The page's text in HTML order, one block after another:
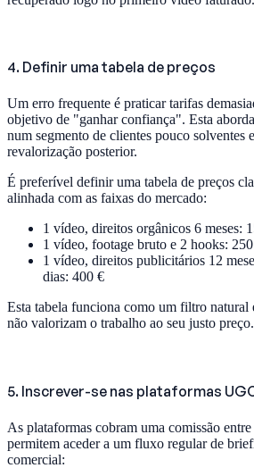
4. Definir uma tabela de preços
Um erro frequente é praticar tarifas
objetivo de "ganhar confiança". Esta
num segmento de clientes pouco solventes
revalorização posterior.
É preferível definir uma tabela de preços
alinhada com as faixas do mercado:
1 vídeo, direitos orgânicos 6 meses:
1 vídeo, footage bruto e 2 hooks:
1 vídeo, direitos publicitários 12
dias: 400 €
Esta tabela funciona como um filtro natural
não valorizam o trabalho ao seu justo preço.
5. Inscrever-se nas plataformas
As plataformas cobram uma comissão
permitem aceder a um fluxo regular de
comercial: